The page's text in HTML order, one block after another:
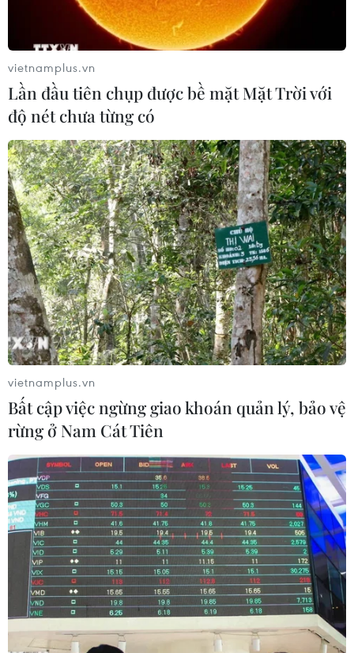
An Giang: Bắt tạm giam 3 đối tượng sử
dụng ma túy tại phòng trọ
26/11/2023 09:00
Sau khi nhậu xong, Nguyễn Thanh Phú cùng Nguyễn
Văn Thương rủ nhau mua ma túy đem đến phòng trọ
Trần Thị Huỳnh Giao thuê để tổ chức sử dụng ma túy
cùng Giao và 3 phụ nữ khác.
vietnamplus.vn
Lần đầu tiên chụp được bề mặt Mặt Trời với
độ nét chưa từng có
vietnamplus.vn
Bất cập việc ngừng giao khoán quản lý, bảo vệ
rừng ở Nam Cát Tiên